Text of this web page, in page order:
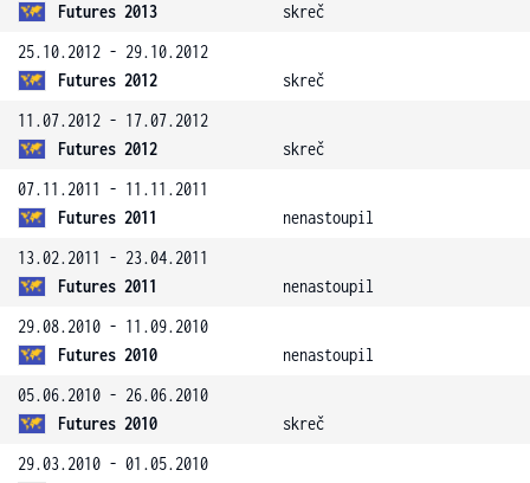
Futures 2013
skreč
25.10.2012 - 29.10.2012
Futures 2012
skreč
11.07.2012 - 17.07.2012
Futures 2012
skreč
07.11.2011 - 11.11.2011
Futures 2011
nenastoupil
13.02.2011 - 23.04.2011
Futures 2011
nenastoupil
29.08.2010 - 11.09.2010
Futures 2010
nenastoupil
05.06.2010 - 26.06.2010
Futures 2010
skreč
29.03.2010 - 01.05.2010